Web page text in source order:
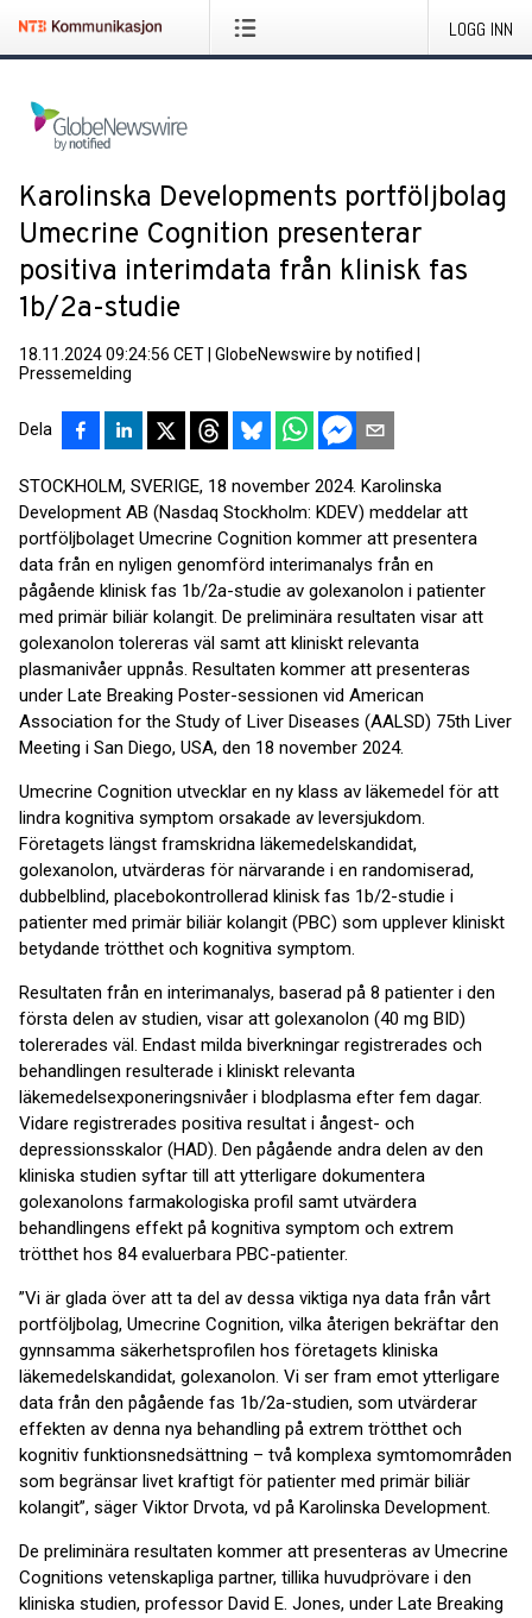
LOGG INN
Karolinska Developments portföljbolag
Umecrine Cognition presenterar
positiva interimdata från klinisk fas
1b/2a-studie
18.11.2024 09:24:56 CET GlobeNewswire by notified
Pressemelding
Dela
STOCKHOLM, SVERIGE, 18 november 2024. Karolinska
Development AB (Nasdaq Stockholm: KDEV) meddelar att
portföljbolaget Umecrine Cognition kommer att presentera
data från en nyligen genomförd interimanalys från en
pågående klinisk fas 1b/2a-studie av golexanolon i patienter
med primär biliär kolangit. De preliminära resultaten visar att
golexanolon tolereras väl samt att kliniskt relevanta
plasmanivåer uppnås. Resultaten kommer att presenteras
under Late Breaking Poster-sessionen vid American
Association for the Study of Liver Diseases (AALSD) 75th Liver
Meeting i San Diego, USA, den 18 november 2024.
Umecrine Cognition utvecklar en ny klass av läkemedel för att
lindra kognitiva symptom orsakade av leversjukdom.
Företagets längst framskridna läkemedelskandidat,
golexanolon, utvärderas för närvarande i en randomiserad,
dubbelblind, placebokontrollerad klinisk fas 1b/2-studie i
patienter med primär biliär kolangit (PBC) som upplever kliniskt
betydande trötthet och kognitiva symptom.
Resultaten från en interimanalys, baserad på 8 patienter i den
första delen av studien, visar att golexanolon (40 mg BID)
tolererades väl. Endast milda biverkningar registrerades och
behandlingen resulterade i kliniskt relevanta
läkemedelsexponeringsnivåer i blodplasma efter fem dagar.
Vidare registrerades positiva resultat i ångest- och
depressionsskalor (HAD). Den pågående andra delen av den
kliniska studien syftar till att ytterligare dokumentera
golexanolons farmakologiska profil samt utvärdera
behandlingens effekt på kognitiva symptom och extrem
trötthet hos 84 evaluerbara PBC-patienter.
”Vi är glada över att ta del av dessa viktiga nya data från vårt
portföljbolag, Umecrine Cognition, vilka återigen bekräftar den
gynnsamma säkerhetsprofilen hos företagets kliniska
läkemedelskandidat, golexanolon. Vi ser fram emot ytterligare
data från den pågående fas 1b/2a-studien, som utvärderar
effekten av denna nya behandling på extrem trötthet och
kognitiv funktionsnedsättning – två komplexa symtomområden
som begränsar livet kraftigt för patienter med primär biliär
kolangit”, säger Viktor Drvota, vd på Karolinska Development.
De preliminära resultaten kommer att presenteras av Umecrine
Cognitions vetenskapliga partner, tillika huvudprövare i den
kliniska studien, professor David E. Jones, under Late Breaking